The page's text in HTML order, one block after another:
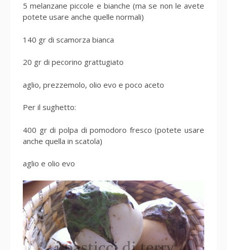
5 melanzane piccole e bianche (ma se non le avete
potete usare anche quelle normali)
140 gr di scamorza bianca
20 gr di pecorino grattugiato
aglio, prezzemolo, olio evo e poco aceto
Per il sughetto:
400 gr di polpa di pomodoro fresco (potete usare
anche quella in scatola)
aglio e olio evo